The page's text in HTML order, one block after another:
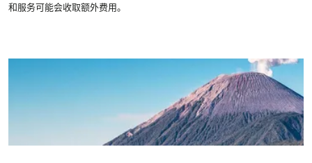
和服务可能会收取额外费用。